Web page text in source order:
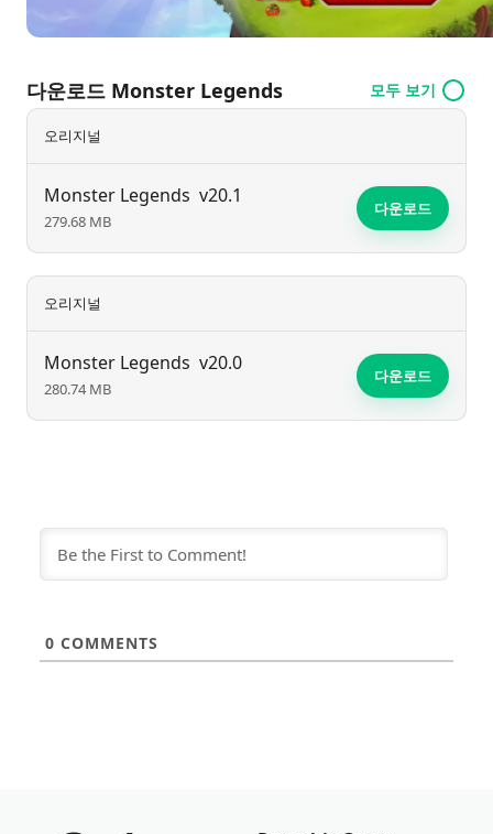
다운로드 Monster Legends 모두 보기
오리지널
Monster Legends v20.1
279.68 MB
다운로드
오리지널
Monster Legends v20.0
280.74 MB
다운로드
0 COMMENTS